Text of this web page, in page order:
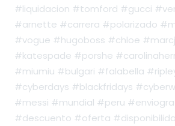
#liquidacion #tomford #gucci
#arnette #carrera #polarizado
#vogue #hugoboss #chloe
#katespade #porshe
#miumiu #bulgari #falabella
#cyberdays #blackfridays
#messi #mundial #peru
#descuento #oferta